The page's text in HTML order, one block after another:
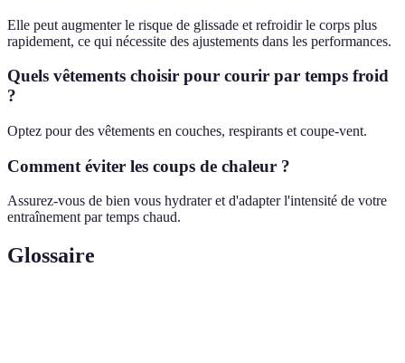
Elle peut augmenter le risque de glissade et refroidir le corps plus
rapidement, ce qui nécessite des ajustements dans les performances.
Quels vêtements choisir pour courir par temps froid
?
Optez pour des vêtements en couches, respirants et coupe-vent.
Comment éviter les coups de chaleur ?
Assurez-vous de bien vous hydrater et d'adapter l'intensité de votre
entraînement par temps chaud.
Glossaire